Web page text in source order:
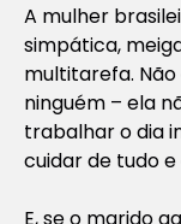
A mulher
simpática,
multitarefa. Não
ninguém – ela
trabalhar o dia
cuidar de tudo e
E, se o marido